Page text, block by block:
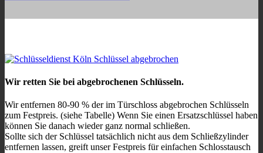
Wir retten Sie bei abgebrochenen Schlüsseln.
Wir entfernen 80-90 % der im Türschloss abgebrochen Schlüsseln
zum Festpreis. (siehe Tabelle) Wenn Sie einen Ersatzschlüssel haben
können Sie danach wieder ganz normal schließen.
Sollte sich der Schlüssel tatsächlich nicht aus dem Schließzylinder
entfernen lassen, greift unser Festpreis für einfachen Schlosstausch